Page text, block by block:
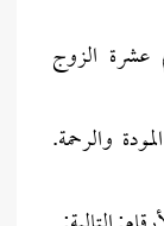
الزوج
والرحمة.